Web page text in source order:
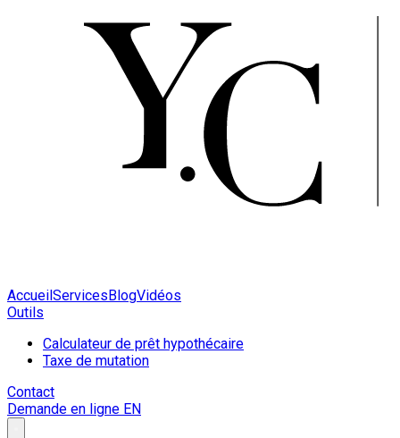
AccueilServicesBlogVidéos
Outils
Calculateur de prêt hypothécaire
Taxe de mutation
Contact
Demande en ligne EN